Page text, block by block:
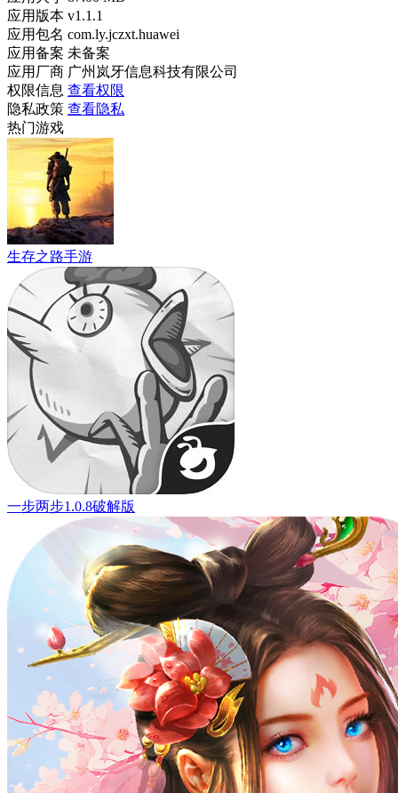
应用版本 v1.1.1
应用包名 com.ly.jczxt.huawei
应用备案 未备案
应用厂商 广州岚牙信息科技有限公司
权限信息 查看权限
隐私政策 查看隐私
热门游戏
生存之路手游
一步两步1.0.8破解版